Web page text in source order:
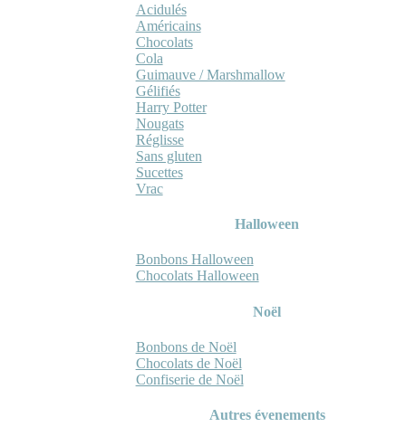
Acidulés
Américains
Chocolats
Cola
Guimauve / Marshmallow
Gélifiés
Harry Potter
Nougats
Réglisse
Sans gluten
Sucettes
Vrac
Halloween
Bonbons Halloween
Chocolats Halloween
Noël
Bonbons de Noël
Chocolats de Noël
Confiserie de Noël
Autres évenements